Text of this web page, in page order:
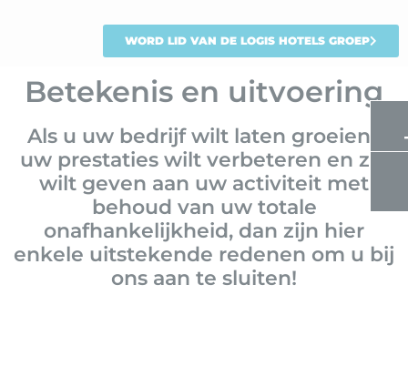
WORD LID VAN DE LOGIS HOTELS GROEP
Betekenis en uitvoering
Als u uw bedrijf wilt laten groeien ,
uw prestaties wilt verbeteren en zin
wilt geven aan uw activiteit met
behoud van uw totale
onafhankelijkheid, dan zijn hier
enkele uitstekende redenen om u bij
ons aan te sluiten!